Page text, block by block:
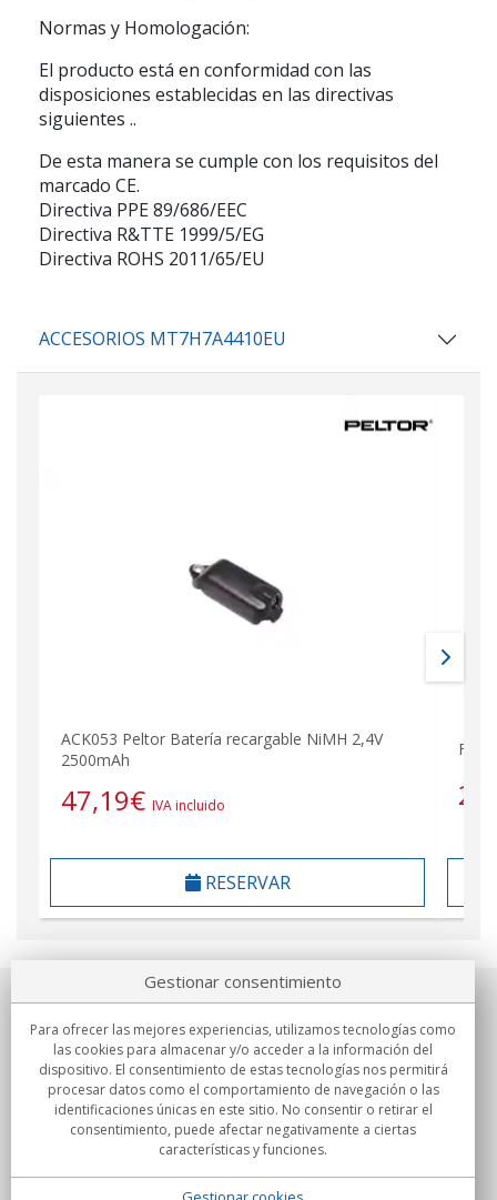
Normas y Homologación:
El producto está en conformidad con las
disposiciones establecidas en las directivas
siguientes ..
De esta manera se cumple con los requisitos del
marcado CE.
Directiva PPE 89/686/EEC
Directiva R&TTE 1999/5/EG
Directiva ROHS 2011/65/EU
ACCESORIOS MT7H7A4410EU
ACK053 Peltor Batería recargable NiMH 2,4V
2500mAh
47,19€ IVA incluido
RESERVAR
Sobre nosotros
Compromisos
Compras
Gestionar consentimiento
Para ofrecer las mejores experiencias, utilizamos tecnologías como
las cookies para almacenar y/o acceder a la información del
dispositivo. El consentimiento de estas tecnologías nos permitirá
procesar datos como el comportamiento de navegación o las
identificaciones únicas en este sitio. No consentir o retirar el
consentimiento, puede afectar negativamente a ciertas
características y funciones.